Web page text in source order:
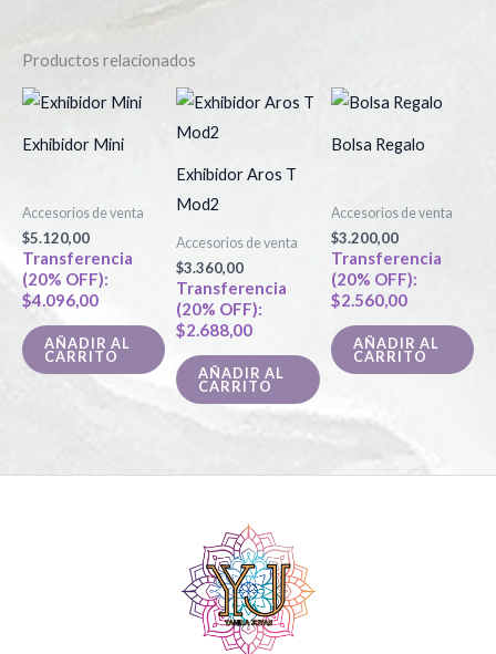
Productos relacionados
Exhibidor Mini
Accesorios de venta
$5.120,00
Transferencia
(20% OFF):
$4.096,00
AÑADIR AL
CARRITO
Exhibidor Aros T
Mod2
Accesorios de venta
$3.360,00
Transferencia
(20% OFF):
$2.688,00
AÑADIR AL
CARRITO
Bolsa Regalo
Accesorios de venta
$3.200,00
Transferencia
(20% OFF):
$2.560,00
AÑADIR AL
CARRITO